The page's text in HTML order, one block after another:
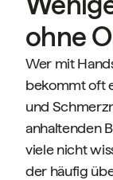
ohne
Wer mit
bekommt oft
und
anhaltenden
viele nicht
der häufig